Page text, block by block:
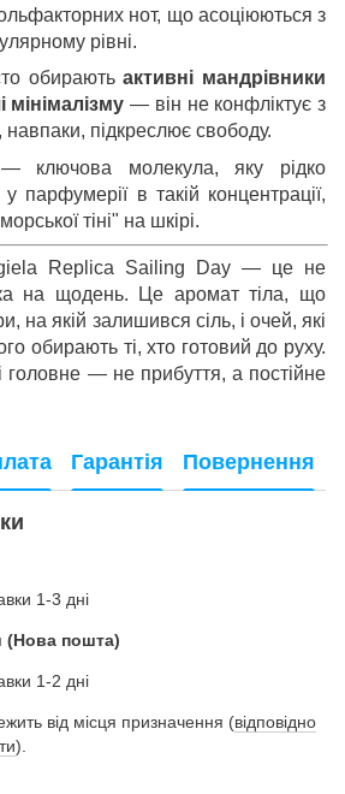
нот, що асоціюються з
рівні.
обираютьактивні мандрівники
мінімалізму — він не конфліктує з
підкреслює свободу.
— ключова молекула, яку рідко
парфумерії в такій концентрації,
тіні" на шкірі.
Replica Sailing Day — це не
на щодень. Це аромат тіла, що
на якій залишився сіль, і очей, які
обирають ті, хто готовий до руху.
головне — не прибуття, а постійне
Гарантія Повернення
1-3 дні
(Нова пошта)
1-2 дні
від місця призначення (відповідно
).